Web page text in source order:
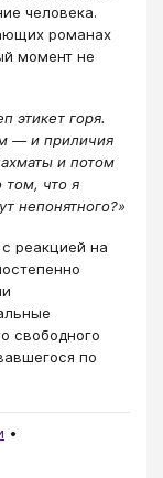
человека.
романах
момент не
этикет горя.
— и приличия
и потом
том, что я
непонятного?»
реакцией на
свободного
по